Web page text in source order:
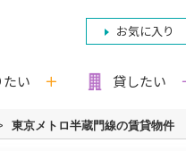
お気に入り
い 貸したい
東京メトロ半蔵門線の賃貸物件